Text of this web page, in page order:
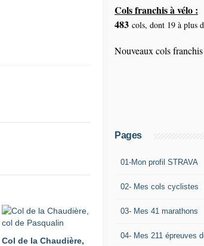
Col de la Chaudière,
Cols franchis à vélo :
483 cols, dont 19 à plus
Nouveaux cols
Pages
01-Mon profil STRAVA
02- Mes cols cyclistes
03- Mes 41 marathons
04- Mes 211 épreuves